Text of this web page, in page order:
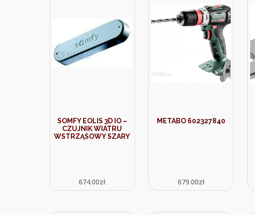
SOMFY EOLIS 3D IO –
CZUJNIK WIATRU
WSTRZĄSOWY SZARY
674.00zł
METABO 602327840
679.00zł